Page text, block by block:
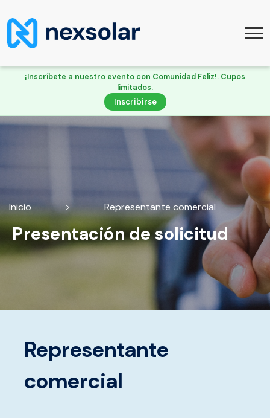
¡Inscríbete a nuestro evento con Comunidad Feliz!. Cupos
limitados.
Inscribirse
Inicio > Representante comercial
Presentación de solicitud
Representante
comercial